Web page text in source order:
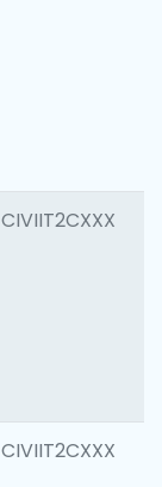
CIVIIT2CXXX
CIVIIT2CXXX